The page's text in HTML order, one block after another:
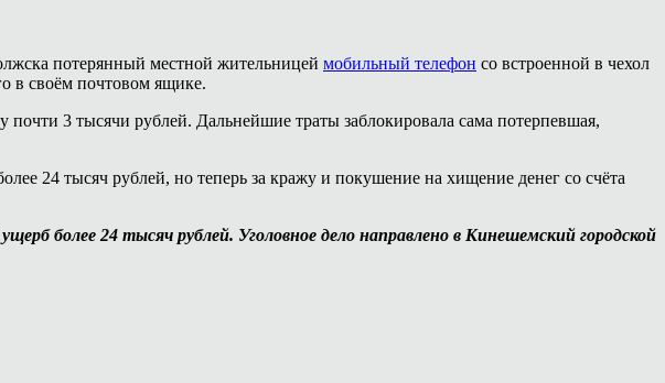
потерянный местной жительницей мобильный телефон со встроенной в чехол
в своём почтовом ящике.
3 тысячи рублей. Дальнейшие траты заблокировала сама потерпевшая,
24 тысяч рублей, но теперь за кражу и покушение на хищение денег со счёта
более 24 тысяч рублей. Уголовное дело направлено в Кинешемский городской